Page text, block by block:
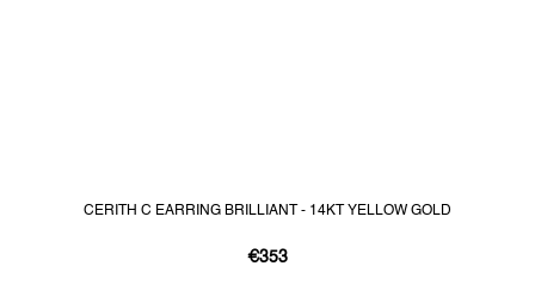
CERITH C EARRING BRILLIANT - 14KT YELLOW GOLD
€353